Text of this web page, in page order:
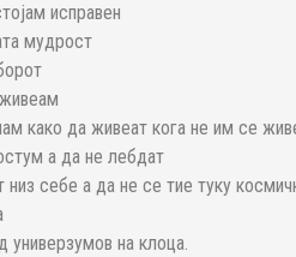
исправен
мудрост
како да живеат кога не им се
а да не лебдат
низ себе а да не се тие туку
универзумов на клоца.